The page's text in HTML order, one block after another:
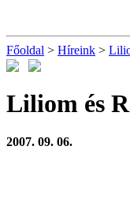
Főoldal > Híreink >
Liliom és
2007. 09. 06.